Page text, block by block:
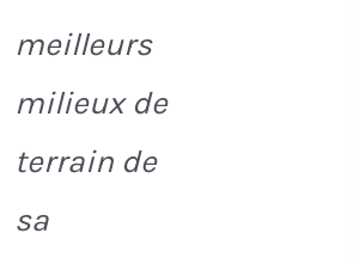
meilleurs
milieux de
terrain de
sa